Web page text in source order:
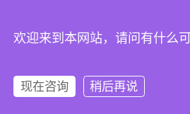
微信扫一扫
浙ICP备：2023019691号-1
欢迎来到本网站，请问有什么可
现在咨询 稍后再说